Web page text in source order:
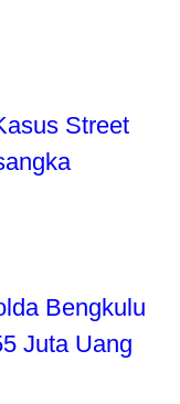
Street
Bengkulu
Juta Uang